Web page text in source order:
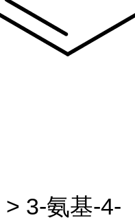
> 3-氨基-4-